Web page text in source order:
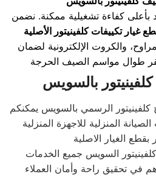
بأعلى كفاءة تشغيلية ممكنة. نضمن
غيار تكييفات كلفينيتور الأصلية
والكروت الإلكترونية لضمان
بالسويس
الرسمي بالسويس يمكنكم
المنزلية للاجهزة المنزلية
بقطع الغيار الاصلية
السويس جميع الخدمات
في تحقيق راحة وأمان العملاء